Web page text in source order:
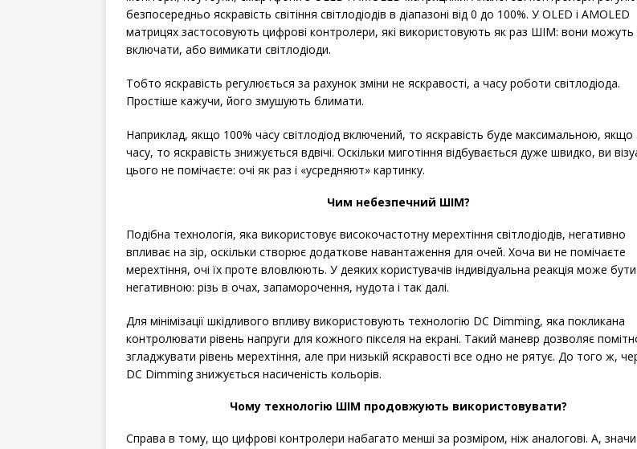
безпосередньо яскравість світіння світлодіодів в діапазоні від 0 до 100%. У OLED і AMOLED
матрицях застосовують цифрові контролери, які використовують як раз ШІМ: вони
включати, або вимикати світлодіоди.
Тобто яскравість регулюється за рахунок зміни не яскравості, а часу роботи світлодіода.
Простіше кажучи, його змушують блимати.
Наприклад, якщо 100% часу світлодіод включений, то яскравість буде максимальною, якщо
часу, то яскравість знижується вдвічі. Оскільки миготіння відбувається дуже швидко, ви
цього не помічаєте: очі як раз і «усредняют» картинку.
Чим небезпечний ШІМ?
Подібна технологія, яка використовує високочастотну мерехтіння світлодіодів, негативно
впливає на зір, оскільки створює додаткове навантаження для очей. Хоча ви не помічаєте
мерехтіння, очі їх проте вловлюють. У деяких користувачів індивідуальна реакція може
негативною: різь в очах, запаморочення, нудота і так далі.
Для мінімізації шкідливого впливу використовують технологію DC Dimming, яка покликана
контролювати рівень напруги для кожного пікселя на екрані. Такий маневр дозволяє
згладжувати рівень мерехтіння, але при низькій яскравості все одно не рятує. До того ж,
DC Dimming знижується насиченість кольорів.
Чому технологію ШІМ продовжують використовувати?
Справа в тому, що цифрові контролери набагато менші за розміром, ніж аналогові. А,